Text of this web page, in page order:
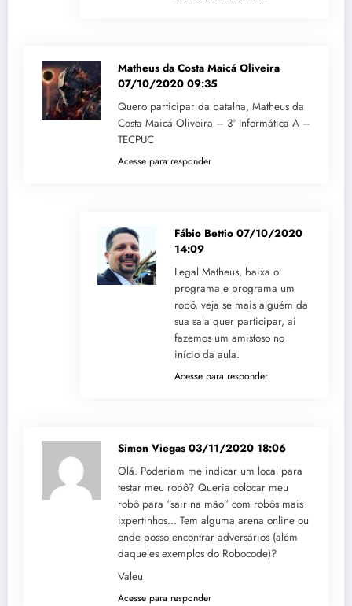
Matheus da Costa Maicá Oliveira
07/10/2020 09:35
Quero participar da batalha, Matheus da
Costa Maicá Oliveira – 3º Informática A –
TECPUC
Acesse para responder
Fábio Bettio 07/10/2020
14:09
Legal Matheus, baixa o
programa e programa um
robô, veja se mais alguém da
sua sala quer participar, ai
fazemos um amistoso no
início da aula.
Acesse para responder
Simon Viegas 03/11/2020 18:06
Olá. Poderiam me indicar um local para
testar meu robô? Queria colocar meu
robô para “sair na mão” com robôs mais
ixpertinhos… Tem alguma arena online ou
onde posso encontrar adversários (além
daqueles exemplos do Robocode)?
Valeu
Acesse para responder